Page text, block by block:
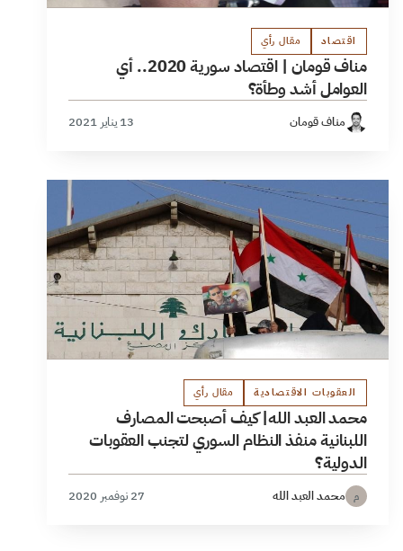
اقتصاد مقال رأي
مناف قومان | اقتصاد سورية 2020.. أي
العوامل أشد وطأة؟
مناف قومان 13 يناير 2021
العقوبات الاقتصادية مقال رأي
محمد العبد الله| كيف أصبحت المصارف
اللبنانية منفذ النظام السوري لتجنب العقوبات
الدولية؟
م محمد العبد الله 27 نوفمبر 2020